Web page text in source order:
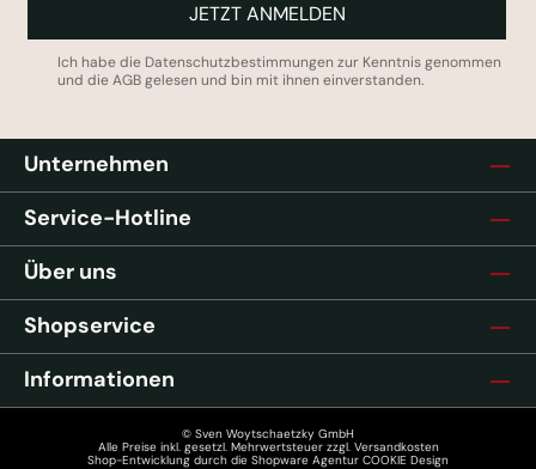
JETZT ANMELDEN
Ich habe die Datenschutzbestimmungen zur Kenntnis genommen
und dieAGBgelesen und bin mit ihnen einverstanden.
Unternehmen
Service-Hotline
Über uns
Shopservice
Informationen
© Sven Woytschaetzky GmbH
Alle Preise inkl. gesetzl. Mehrwertsteuer zzgl. Versandkosten
Shop-Entwicklung durch die Shopware Agentur COOKIE Design